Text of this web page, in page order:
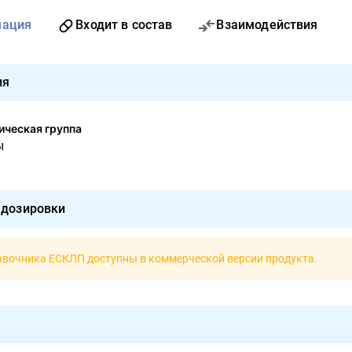
Входит в состав Взаимодействия
группа
ЕСКЛП доступны в коммерческой версии продукта.